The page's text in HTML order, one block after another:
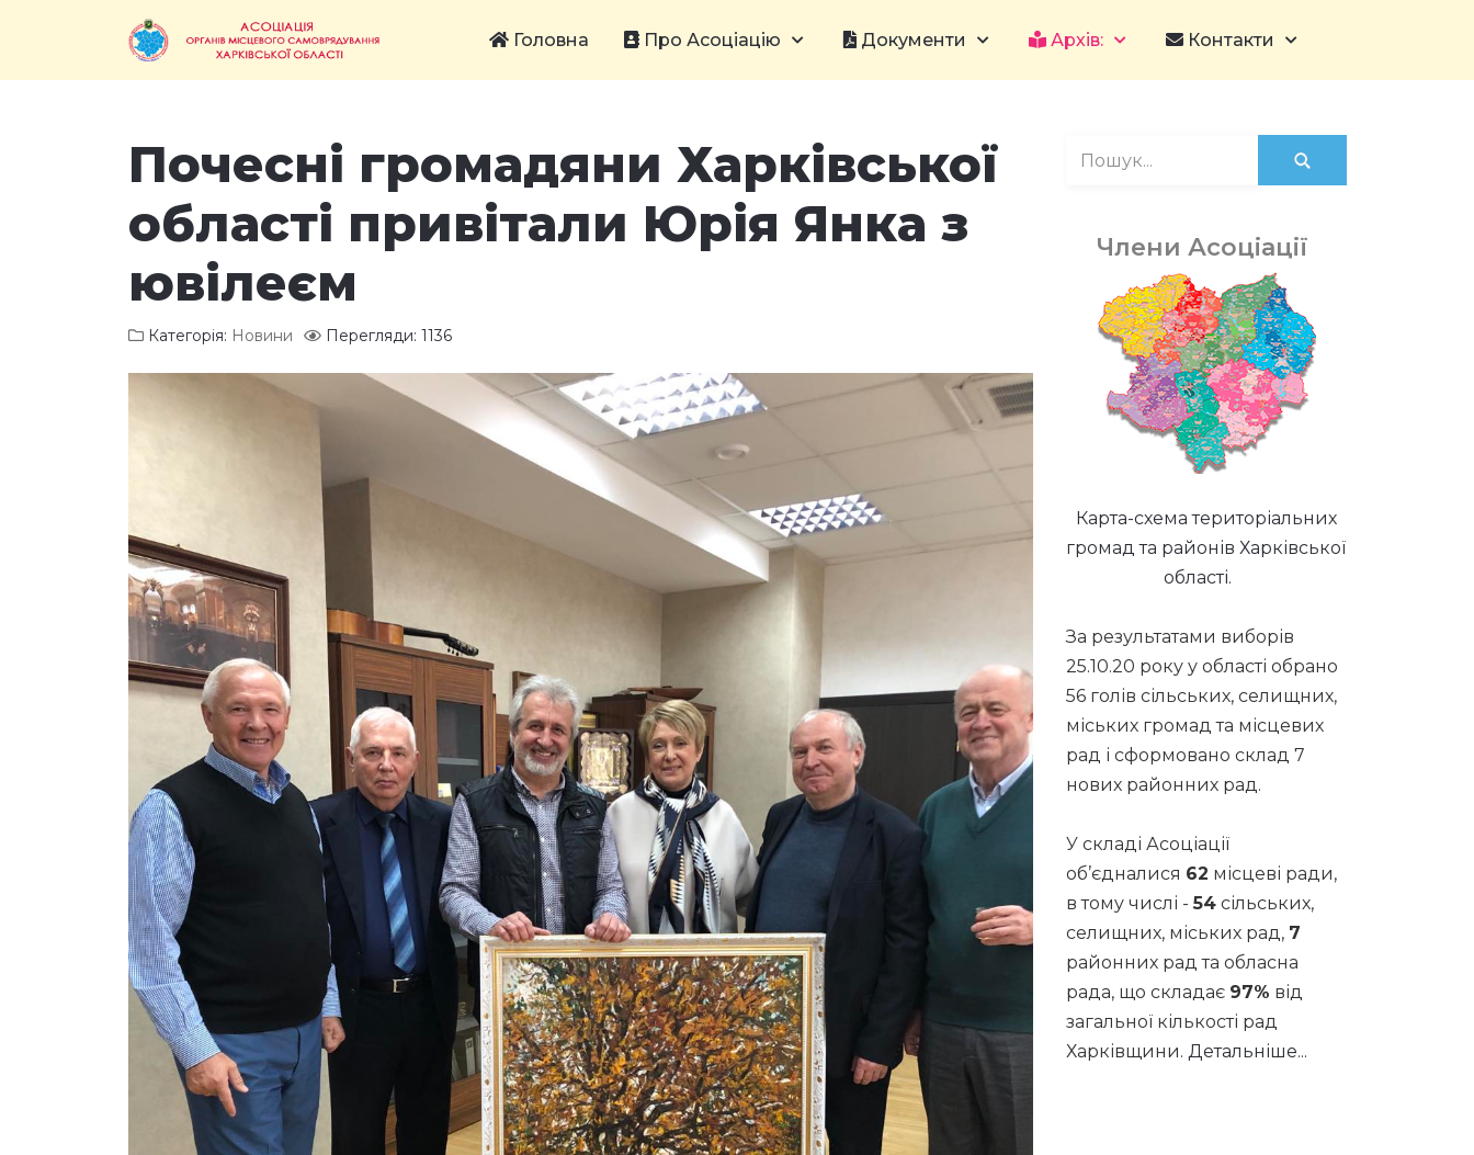
Головна Про Асоціацію Документи Архів: Контакти
Почесні громадяни Харківської
області привітали Юрія Янка з
ювілеєм
Категорія: Новини Перегляди: 1136
Члени Асоціації
Карта-схема територіальних
громад та районів Харківської
області.
За результатами виборів
25.10.20 року у області обрано
56 голів сільських, селищних,
міських громад та місцевих
рад і сформовано склад 7
нових районних рад.
У складі Асоціації
об’єдналися 62 місцеві ради,
в тому числі -54 сільських,
селищних, міських рад, 7
районних рад та обласна
рада, що складає 97% від
загальної кількості рад
Харківщини. Детальніше...